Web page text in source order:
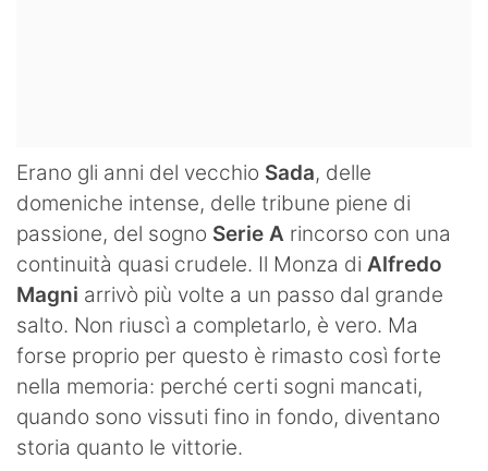
Erano gli anni del vecchio Sada, delle
domeniche intense, delle tribune piene di
passione, del sogno Serie A rincorso con una
continuità quasi crudele. Il Monza di Alfredo
Magni arrivò più volte a un passo dal grande
salto. Non riuscì a completarlo, è vero. Ma
forse proprio per questo è rimasto così forte
nella memoria: perché certi sogni mancati,
quando sono vissuti fino in fondo, diventano
storia quanto le vittorie.